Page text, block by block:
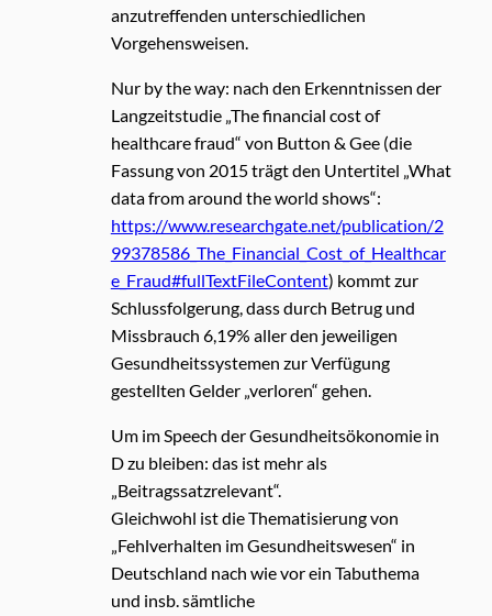
anzutreffenden unterschiedlichen
Vorgehensweisen.
Nur by the way: nach den Erkenntnissen der
Langzeitstudie „The financial cost of
healthcare fraud“ von Button & Gee (die
Fassung von 2015 trägt den Untertitel „What
data from around the world shows“:
https://www.researchgate.net/publication/2
99378586_The_Financial_Cost_of_Healthcar
e_Fraud#fullTextFileContent) kommt zur
Schlussfolgerung, dass durch Betrug und
Missbrauch 6,19% aller den jeweiligen
Gesundheitssystemen zur Verfügung
gestellten Gelder „verloren“ gehen.
Um im Speech der Gesundheitsökonomie in
D zu bleiben: das ist mehr als
„Beitragssatzrelevant“.
Gleichwohl ist die Thematisierung von
„Fehlverhalten im Gesundheitswesen“ in
Deutschland nach wie vor ein Tabuthema
und insb. sämtliche